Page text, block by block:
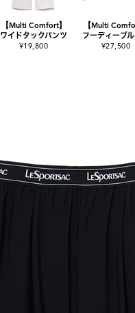
【Multi Comfort】
ワイドタックパンツ
¥19,800
【Multi
フーディーブ
¥27,500